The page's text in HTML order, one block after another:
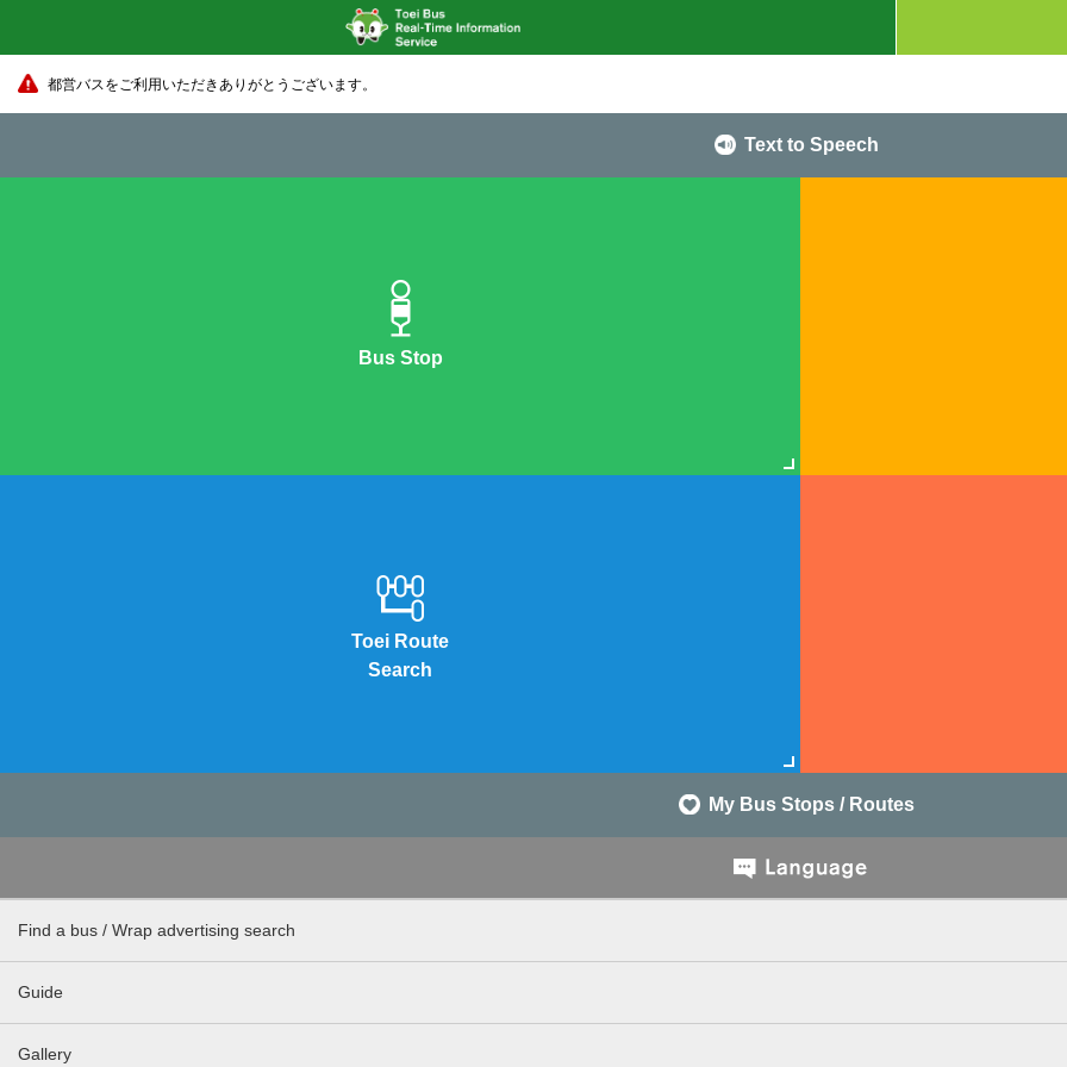
都営バスをご利用いただきありがとうございます。
Text to Speech
Bus Stop
Toei Route
Search
My Bus Stops / Routes
Find a bus / Wrap advertising search
Guide
Gallery